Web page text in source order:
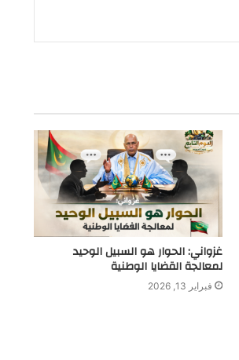
غزواني: الحوار هو السبيل الوحيد
لمعالجة القضايا الوطنية
فبراير 13, 2026